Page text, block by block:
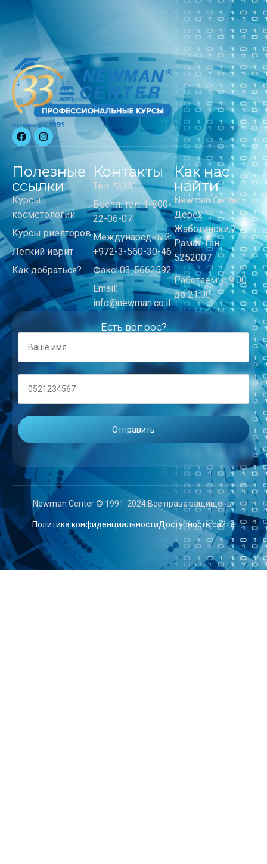
Полезные
ссылки
Курсы
косметологии
Курсы риэлторов
Легкий иврит
Как добраться?
Контакты
Тел: *3331
Беспл. тел: 1-800-
22-06-07
Международный:
+972-3-560-30-46
Факс: 03-5662592
Email:
info@newman.co.il
Как нас
найти
Newman Center
Дерех
Жаботински,7
Рамат-Ган
5252007
Работаем: с 9:00
до 21:00
Есть вопрос?
Newman Center © 1991-2024 Все права защищены.
Политика конфиденциальностиДоступность сайта